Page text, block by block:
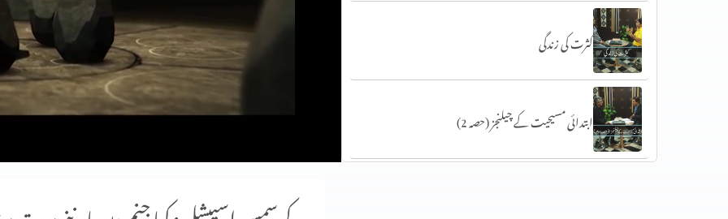
کثرت کی زندگی
ابتدائی مسیحیت کے چیلنجز (حصہ 2)